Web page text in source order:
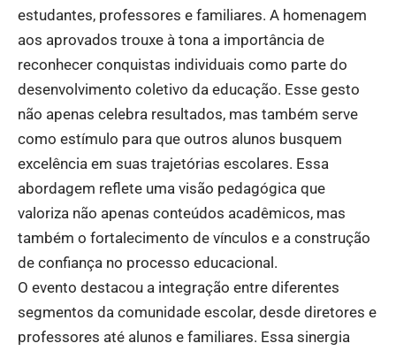
estudantes, professores e familiares. A homenagem
aos aprovados trouxe à tona a importância de
reconhecer conquistas individuais como parte do
desenvolvimento coletivo da educação. Esse gesto
não apenas celebra resultados, mas também serve
como estímulo para que outros alunos busquem
excelência em suas trajetórias escolares. Essa
abordagem reflete uma visão pedagógica que
valoriza não apenas conteúdos acadêmicos, mas
também o fortalecimento de vínculos e a construção
de confiança no processo educacional.
O evento destacou a integração entre diferentes
segmentos da comunidade escolar, desde diretores e
professores até alunos e familiares. Essa sinergia